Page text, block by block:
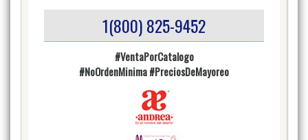
1(800) 825-9452
#VentaPorCatalogo
#NoOrdenMinima#PreciosDeMayoreo